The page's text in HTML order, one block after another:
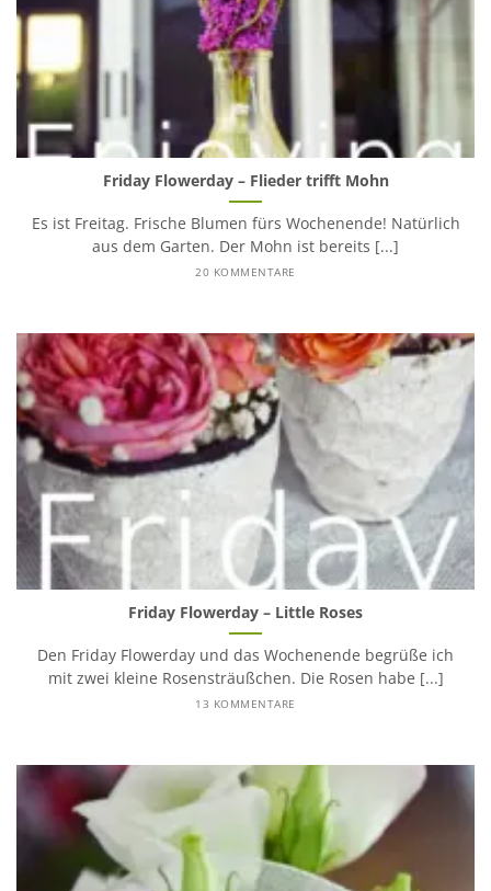
Friday Flowerday – Flieder trifft Mohn
Es ist Freitag. Frische Blumen fürs Wochenende! Natürlich
aus dem Garten. Der Mohn ist bereits [...]
20 KOMMENTARE
Friday Flowerday – Little Roses
Den Friday Flowerday und das Wochenende begrüße ich
mit zwei kleine Rosensträußchen. Die Rosen habe [...]
13 KOMMENTARE